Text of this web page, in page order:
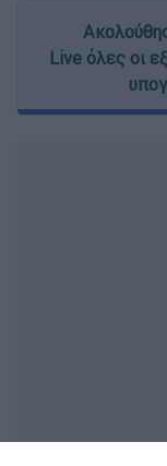
Live όλες οι